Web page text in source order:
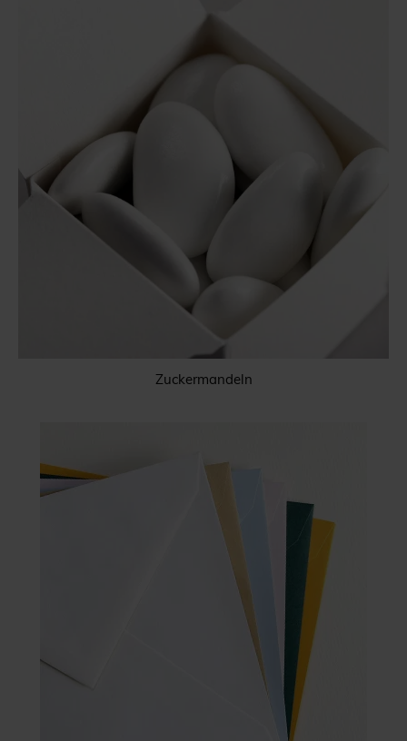
Zuckermandeln